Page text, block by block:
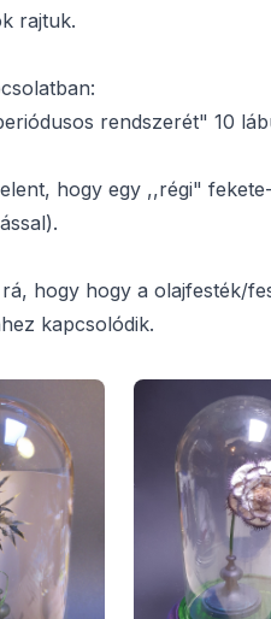
rajtuk.
rendszerét" 10
hogy egy ,,régi"
hogy hogy a olajfesték/
kapcsolódik.